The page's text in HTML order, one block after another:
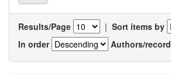
Results/Page | Sort items by
In order
Authors/record